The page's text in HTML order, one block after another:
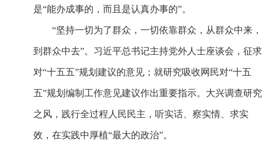
是“能办成事的，而且是认真办事的”。
“坚持一切为了群众，一切依靠群众，从群众中来，
到群众中去”。习近平总书记主持党外人士座谈会，征求
对“十五五”规划建议的意见；就研究吸收网民对“十五
五”规划编制工作意见建议作出重要指示。大兴调查研究
之风，践行全过程人民民主，听实话、察实情、求实
效，在实践中厚植“最大的政治”。